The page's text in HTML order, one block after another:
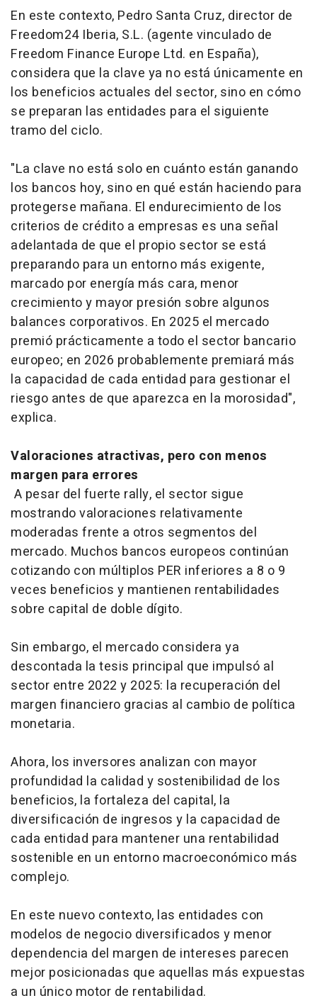
En este contexto, Pedro Santa Cruz, director de
Freedom24 Iberia, S.L. (agente vinculado de
Freedom Finance Europe Ltd. en España),
considera que la clave ya no está únicamente en
los beneficios actuales del sector, sino en cómo
se preparan las entidades para el siguiente
tramo del ciclo.
"La clave no está solo en cuánto están ganando
los bancos hoy, sino en qué están haciendo para
protegerse mañana. El endurecimiento de los
criterios de crédito a empresas es una señal
adelantada de que el propio sector se está
preparando para un entorno más exigente,
marcado por energía más cara, menor
crecimiento y mayor presión sobre algunos
balances corporativos. En 2025 el mercado
premió prácticamente a todo el sector bancario
europeo; en 2026 probablemente premiará más
la capacidad de cada entidad para gestionar el
riesgo antes de que aparezca en la morosidad",
explica.
Valoraciones atractivas, pero con menos
margen para errores
A pesar del fuerte rally, el sector sigue
mostrando valoraciones relativamente
moderadas frente a otros segmentos del
mercado. Muchos bancos europeos continúan
cotizando con múltiplos PER inferiores a 8 o 9
veces beneficios y mantienen rentabilidades
sobre capital de doble dígito.
Sin embargo, el mercado considera ya
descontada la tesis principal que impulsó al
sector entre 2022 y 2025: la recuperación del
margen financiero gracias al cambio de política
monetaria.
Ahora, los inversores analizan con mayor
profundidad la calidad y sostenibilidad de los
beneficios, la fortaleza del capital, la
diversificación de ingresos y la capacidad de
cada entidad para mantener una rentabilidad
sostenible en un entorno macroeconómico más
complejo.
En este nuevo contexto, las entidades con
modelos de negocio diversificados y menor
dependencia del margen de intereses parecen
mejor posicionadas que aquellas más expuestas
a un único motor de rentabilidad.